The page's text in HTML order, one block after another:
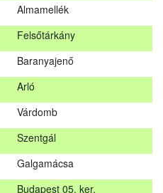
Almamellék
Felsőtárkány
Baranyajenő
Arló
Várdomb
Szentgál
Galgamácsa
Budapest 05. ker.
a 2018. szeptember 19-én
vizsgát sikeresen
postán küldjük meg. A
Tiszanána
Almamellék